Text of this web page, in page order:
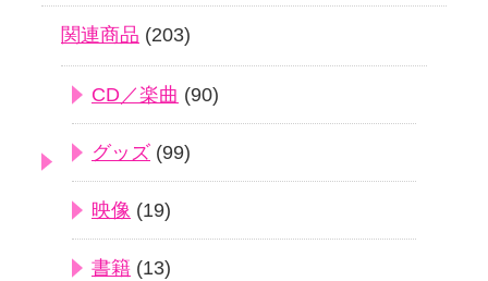
関連商品 (203)
CD／楽曲 (90)
グッズ (99)
映像 (19)
書籍 (13)